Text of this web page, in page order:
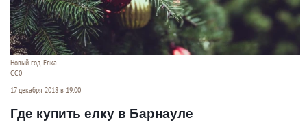
Новый год. Елка.
СС0
17 декабря 2018 в 19:00
Где купить елку в Барнауле